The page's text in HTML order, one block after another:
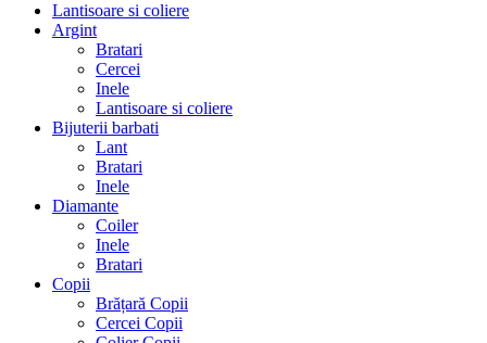
Lantisoare si coliere
Argint
Bratari
Cercei
Inele
Lantisoare si coliere
Bijuterii barbati
Lant
Bratari
Inele
Diamante
Coiler
Inele
Bratari
Copii
Brățară Copii
Cercei Copii